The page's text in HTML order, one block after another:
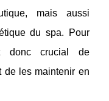
mais aussi
du spa. Pour
donc crucial de
de les maintenir en